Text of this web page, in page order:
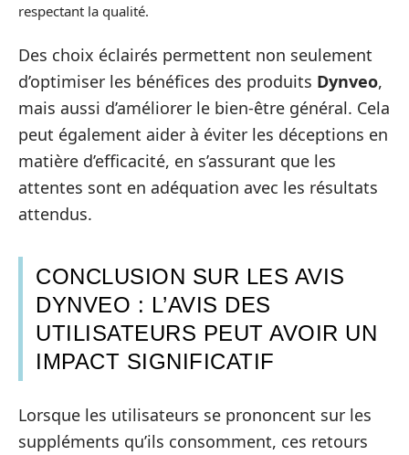
respectant la qualité.
Des choix éclairés permettent non seulement
d’optimiser les bénéfices des produits Dynveo,
mais aussi d’améliorer le bien-être général. Cela
peut également aider à éviter les déceptions en
matière d’efficacité, en s’assurant que les
attentes sont en adéquation avec les résultats
attendus.
CONCLUSION SUR LES AVIS
DYNVEO : L’AVIS DES
UTILISATEURS PEUT AVOIR UN
IMPACT SIGNIFICATIF
Lorsque les utilisateurs se prononcent sur les
suppléments qu’ils consomment, ces retours